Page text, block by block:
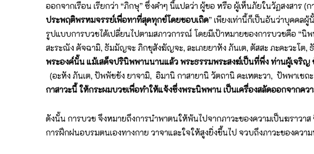
ออกจากเรือน เรียกว่า “ภิกษุ” ซึ่งคำๆ นี้แปลว่า ผู้ขอ หรือ ผู้เห็นภัยในวัฏสงสาร (ก
ประพฤติพรหมจรรย์เพื่อทาที่สุดทุกข์โดยชอบเถิด” เพียงเท่านี้ก็เป็นอันว่าบุคค
รูปแบบการบวชได้เปลี่ยนไปตามสภาวการณ์ โดยมีเป้าหมายของการบวชคือ “นิ
สะระณัง คัจฉามิ, ธัมมัญจะ ภิกขุสังฆัญจะ, ละเภยยาหัง ภันเต, ตัสสะ ภะคะวะโต,
พระองค์นั้น แม้เสด็จปรินิพพานนานแล้ว พระธรรมพระสงฆ์เป็นที่พึ่ง ท่านผู้เจริ
(อะหัง ภันเต, ปัพพัชชัง ยาจามิ, อิมานิ กาสายานิ วัตถานิ คะเหตะวา, ปัพพาเชถ
กาสาวะนี้ ให้กระผมบวชเพื่อทำให้แจ้งซึ่งพระนิพพาน เป็นเครื่องสลัดออกจากคว
ดังนั้น การบวช จึงหมายถึงการนำพาตนให้พ้นไปจากภาวะของความเป็นฆราว
การฝึกฝนอบรมตนเองทางกาย วาจาและใจให้สูงยิ่งขึ้นไป จวบถึงภาวะของควา